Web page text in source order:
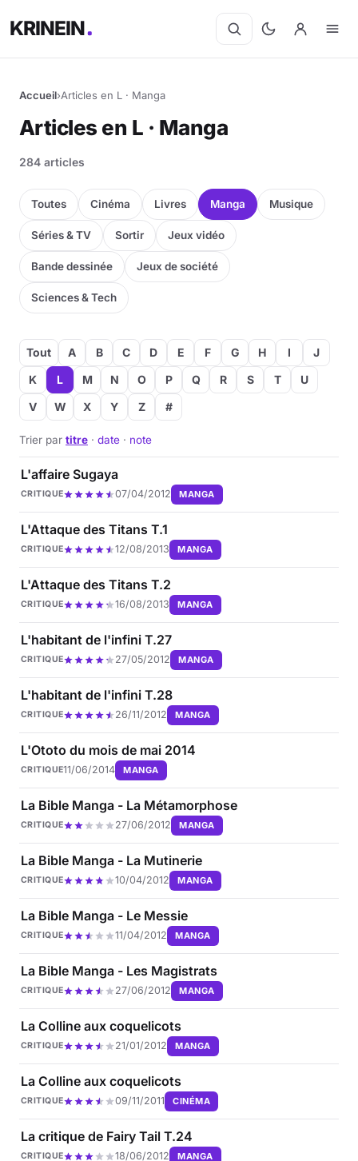
KRINEIN
Cinéma
Séries
Manga
BD
Livres
Jeux vidéo
Jeux de société
Musique
Sciences & Tech
Forum
Accueil›Articles en L · Manga
Articles en L · Manga
284 articles
Toutes Cinéma Livres Manga Musique
Séries & TV Sortir Jeux vidéo
Bande dessinée Jeux de société
Sciences & Tech
Tout A B C D E F G H I
J
K
L M N O P Q R S T
U
V
W X Y Z #
Trier par titre · date · note
L'affaire Sugaya
CRITIQUE 07/04/2012 MANGA
L'Attaque des Titans T.1
CRITIQUE 12/08/2013 MANGA
L'Attaque des Titans T.2
CRITIQUE 16/08/2013 MANGA
L'habitant de l'infini T.27
CRITIQUE 27/05/2012 MANGA
L'habitant de l'infini T.28
CRITIQUE 26/11/2012 MANGA
L'Ototo du mois de mai 2014
CRITIQUE11/06/2014 MANGA
La Bible Manga - La Métamorphose
CRITIQUE 27/06/2012 MANGA
La Bible Manga - La Mutinerie
CRITIQUE 10/04/2012 MANGA
La Bible Manga - Le Messie
CRITIQUE 11/04/2012 MANGA
La Bible Manga - Les Magistrats
CRITIQUE 27/06/2012 MANGA
La Colline aux coquelicots
CRITIQUE 21/01/2012 MANGA
La Colline aux coquelicots
CRITIQUE 09/11/2011 CINÉMA
La critique de Fairy Tail T.24
CRITIQUE 18/06/2012 MANGA